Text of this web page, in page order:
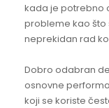
kada je potrebno
probleme kao što
neprekidan rad
Dobro odabran
osnovne
koji se koriste